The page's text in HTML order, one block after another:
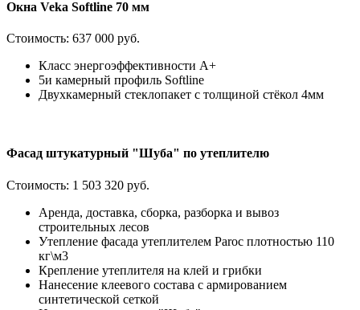
Окна Veka Softline 70 мм
Стоимость: 637 000 руб.
Класс энергоэффективности А+
5и камерный профиль Softline
Двухкамерный стеклопакет с толщиной стёкол 4мм
Фасад штукатурный "Шуба" по утеплителю
Стоимость: 1 503 320 руб.
Аренда, доставка, сборка, разборка и вывоз
строительных лесов
Утепление фасада утеплителем Paroc плотностью 110
кг\м3
Крепление утеплителя на клей и грибки
Нанесение клеевого состава с армированием
синтетической сеткой